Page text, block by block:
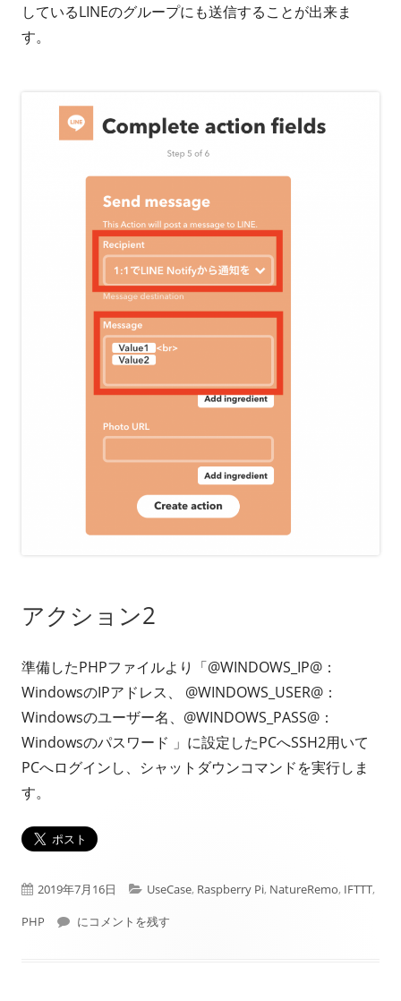
しているLINEのグループにも送信することが出来ま
す。
アクション2
準備したPHPファイルより「@WINDOWS_IP@：
WindowsのIPアドレス、 @WINDOWS_USER@：
Windowsのユーザー名、@WINDOWS_PASS@：
Windowsのパスワード 」に設定したPCへSSH2用いて
PCへログインし、シャットダウンコマンドを実行しま
す。
公
開
2019年7月16日
カ
テ
UseCase, Raspberry Pi, NatureRemo, IFTTT,
PHP
室温上昇でパソコンシャットダウンとLINE通知
にコメントを残す